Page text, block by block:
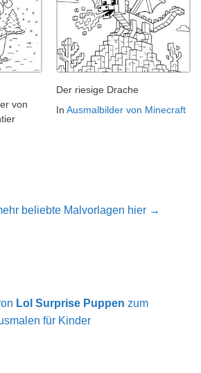
von
Der riesige Drache
In Ausmalbilder von Minecraft
beliebte Malvorlagen hier →
Lol Surprise Puppen zum
für Kinder